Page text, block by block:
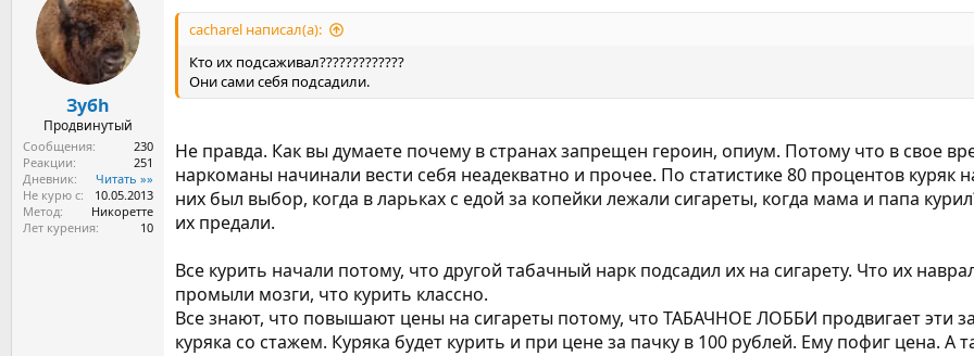
Зубh
Продвинутый
Сообщения
230
Реакции
251
Дневник
Читать »»
Не курю с
10.05.2013
Метод
Никоретте
Лет курения
10
cacharel написал(а):
Кто их подсаживал?????????????
Они сами себя подсадили.
Не правда. Как вы думаете почему в странах запрещен героин, опиум. Потому что в свое
наркоманы начинали вести себя неадекватно и прочее. По статистике 80 процентов
них был выбор, когда в ларьках с едой за копейки лежали сигареты, когда мама и папа
их предали.
Все курить начали потому, что другой табачный нарк подсадил их на сигарету. Что их
промыли мозги, что курить классно.
Все знают, что повышают цены на сигареты потому, что ТАБАЧНОЕ ЛОББИ продвигает эти
куряка со стажем. Куряка будет курить и при цене за пачку в 100 рублей. Ему пофиг цена. А